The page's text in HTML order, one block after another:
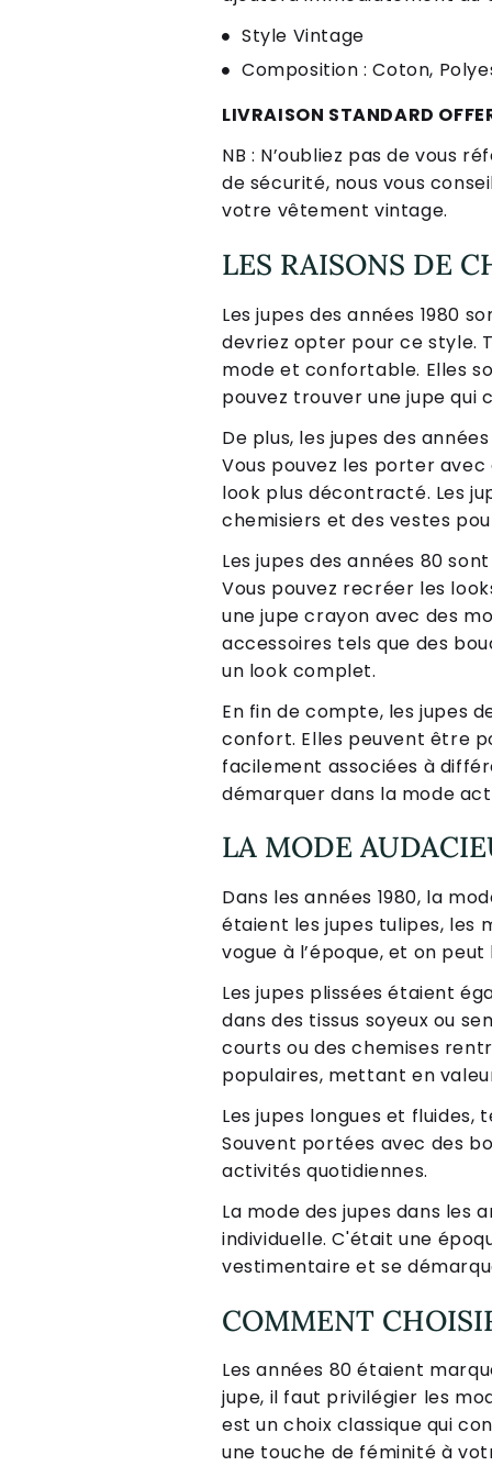
Style Vintage
Composition : Coton,
LIVRAISON STANDARD
NB : N’oubliez pas de vous
de sécurité, nous vous
votre vêtement vintage.
LES RAISONS DE
Les jupes des années 1980
devriez opter pour ce style.
mode et confortable. Elles
pouvez trouver une jupe
De plus, les jupes des
Vous pouvez les porter
look plus décontracté. Les
chemisiers et des vestes
Les jupes des années 80
Vous pouvez recréer les
une jupe crayon avec des
accessoires tels que des
un look complet.
En fin de compte, les jupes
confort. Elles peuvent être
facilement associées à
démarquer dans la mode
LA MODE
Dans les années 1980, la
étaient les jupes tulipes, les
vogue à l’époque, et on
Les jupes plissées étaient
dans des tissus soyeux ou
courts ou des chemises
populaires, mettant en
Les jupes longues et
Souvent portées avec des
activités quotidiennes.
La mode des jupes dans
individuelle. C'était une
vestimentaire et se
COMMENT
Les années 80 étaient
jupe, il faut privilégier les
est un choix classique qui
une touche de féminité à